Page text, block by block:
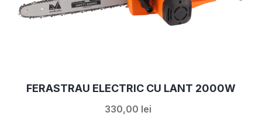
FERASTRAU ELECTRIC CU LANT 2000W
330,00 lei